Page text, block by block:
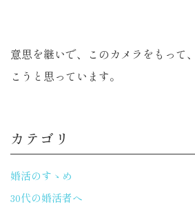
意思を継いで、このカメラをもって
こうと思っています。
カテゴリ
婚活のすゝめ
30代の婚活者へ